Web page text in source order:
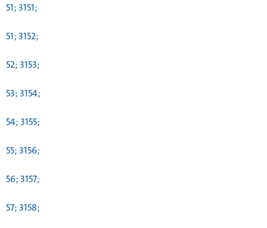
51; 3151;
51; 3152;
52; 3153;
53; 3154;
54; 3155;
55; 3156;
56; 3157;
57; 3158;